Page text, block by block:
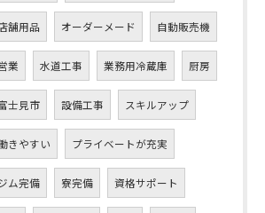
舗用品 オーダーメード 自動販売機
業 水道工事 業務用冷蔵庫 厨房
士見市 設備工事 スキルアップ
きやすい プライベートが充実
ム完備 寮完備 資格サポート